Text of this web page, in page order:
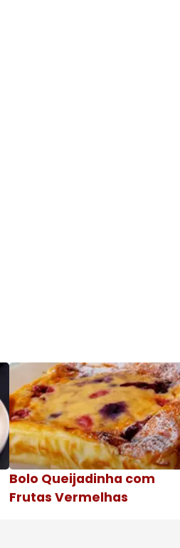
Bolo Queijadinha com
Frutas Vermelhas